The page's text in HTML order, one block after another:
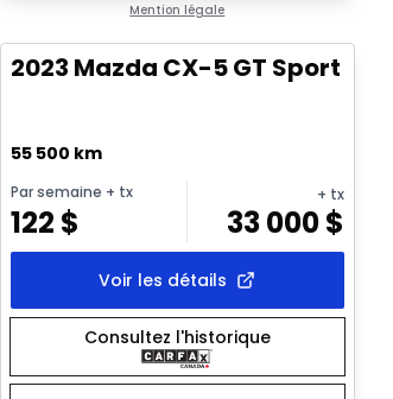
Mention légale
Très bonne offre
2023 Mazda CX-5 GT Sport
55 500 km
Par semaine + tx
122 $
+ tx
33 000$
Voir les détails
Consultez l'historique